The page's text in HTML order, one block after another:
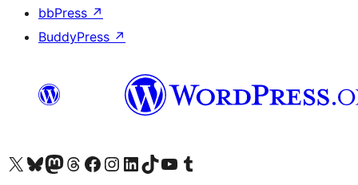
bbPress ↗
BuddyPress ↗
ကျွန်ုပ်တို့၏ X (ယခင် Twitter) အကောင့်သို့ သွားရောက်ကြည့်ရှုပါကျွန်ုပ်တို့၏ Bluesky အကောင့်သို့ ဝင်ရောက်ကြည့်ရှုရန်
ကျွန်ုပ်တို့၏ Mastodon အကောင့်သို့ သွားရောက်ကြည့်ရှုပါကျွန်ုပ်တို့၏ Threads အကောင့်သို့ ဝင်ရောက်ကြည့်ရှုရန်
ကျွန်ုပ်တို့၏ Facebook စာမျက်နှာသို့ သွားရောက်ကြည့်ရှုပါကျွန်ုပ်တို့၏ Instagram အကောင့်သို့ သွားရောက်ကြည့်ရှုပါ ကျွန်ုပ်တို့၏ LinkedIn အကောင့်သို့ သွားရောက်ကြည့်ရှုပါကျွန်ုပ်တို့၏ TikTok အကောင့်သို့ ဝင်ရောက်ကြည့်ရှုရန်
ကျွန်ုပ်တို့၏ YouTube ချန်နယ်သို့ သွားရောက်ကြည့်ရှုပါ ကျွန်ုပ်တို့၏ Tumblr အကောင့်သို့ ဝင်ရောက်ကြည့်ရှုရန်